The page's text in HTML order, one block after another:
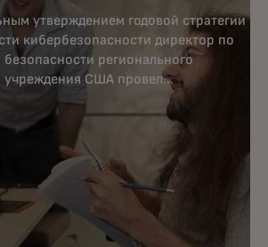
утверждением годовой стратегии
кибербезопасности директор по
регионального
учреждения США провел
с помощью анализа
угроз. Он выявил растущую
органов в регионе со
государственных субъектов,
электронную почту для кражи
установить личность.